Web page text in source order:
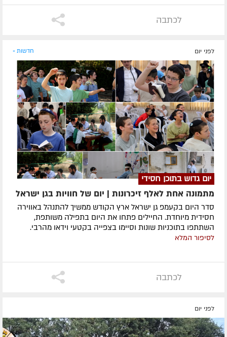
לכתבה
לפני יום חדשות »
יום גדוש בתוכן חסידי
מתמונה אחת לאלף זיכרונות | יום של חוויות בגן ישראל
סדר היום בקעמפ גן ישראל ארץ הקודש ממשיך להתנהל באווירה
חסידית מיוחדת. החיילים פתחו את היום בתפילה משותפת,
השתתפו בתוכניות שונות וסיימו בצפייה בקטעי וידאו מהרבי.
לסיפור המלא
לכתבה
לפני יום